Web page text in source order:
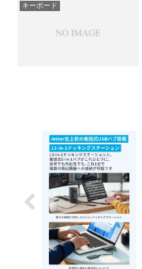
キーボード